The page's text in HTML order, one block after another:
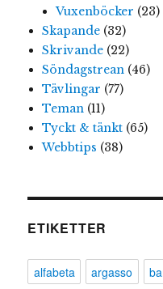
Vuxenböcker (23)
Skapande(32)
Skrivande(22)
Söndagstrean (46)
Tävlingar (77)
Teman (11)
Tyckt & tänkt(65)
Webbtips (38)
ETIKETTER
alfabeta argasso